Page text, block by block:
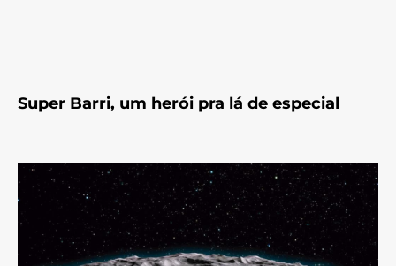
Super Barri, um herói pra lá de especial